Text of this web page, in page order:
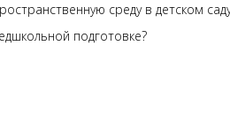
среду в детском
подготовке?